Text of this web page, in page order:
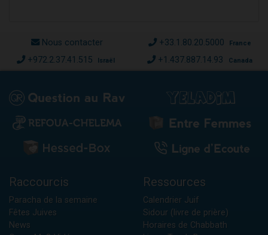
Nous contacter +33.1.80.20.5000 France
+972.2.37.41.515 Israël +1.437.887.14.93 Canada
Raccourcis
Paracha de la semaine
Fêtes Juives
News
Ressources
Calendrier Juif
Sidour (livre de prière)
Horaires de Chabbath